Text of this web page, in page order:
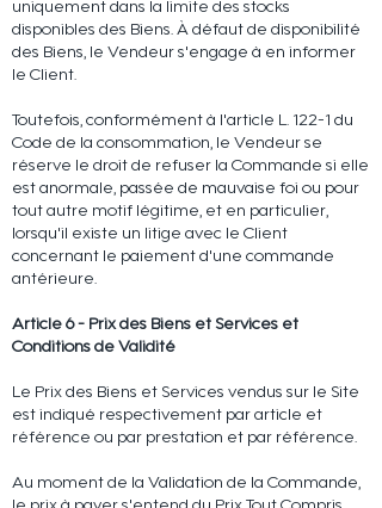
uniquement dans la limite des stocks
disponibles des Biens. À défaut de disponibilité
des Biens, le Vendeur s'engage à en informer
le Client.
Toutefois, conformément à l'article L. 122-1 du
Code de la consommation, le Vendeur se
réserve le droit de refuser la Commande si elle
est anormale, passée de mauvaise foi ou pour
tout autre motif légitime, et en particulier,
lorsqu'il existe un litige avec le Client
concernant le paiement d'une commande
antérieure.
Article 6 - Prix des Biens et Services et
Conditions de Validité
Le Prix des Biens et Services vendus sur le Site
est indiqué respectivement par article et
référence ou par prestation et par référence.
Au moment de la Validation de la Commande,